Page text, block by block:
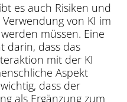
es auch Risiken und
von KI im
müssen. Eine
darin, dass das
mit der KI
Aspekt
dass der
als Ergänzung zum